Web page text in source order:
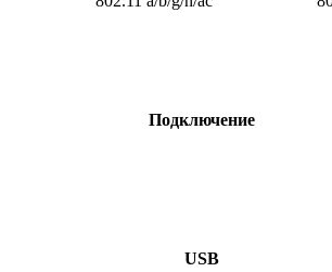
Подключение
USB